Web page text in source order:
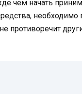
чем начать
противоречит